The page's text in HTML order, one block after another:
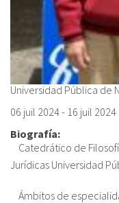
Universidad Pública de
06 juil 2024- 16 juil 2024
Biografía:
Catedrático de
Jurídicas Universidad
Ámbitos de